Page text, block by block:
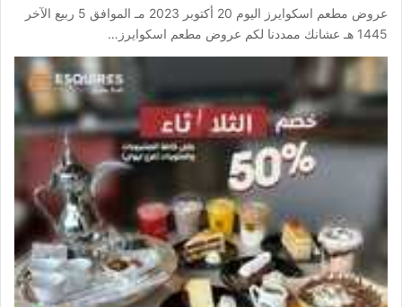
عروض مطعم اسكوايرز اليوم 20 أكتوبر 2023 مـ الموافق 5 ربيع الآخر
1445 هـ عشانك ممددنا لكم عروض مطعم اسكوايرز…